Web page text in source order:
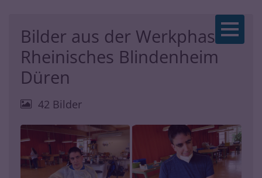
Bilder aus der Werkphase -
Rheinisches Blindenheim
Düren
42 Bilder